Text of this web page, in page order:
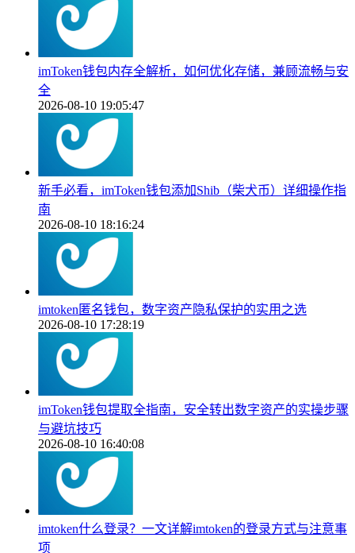
imToken钱包内存全解析，如何优化存储，兼顾流畅与安
全
2026-08-10 19:05:47
新手必看，imToken钱包添加Shib（柴犬币）详细操作指
南
2026-08-10 18:16:24
imtoken匿名钱包，数字资产隐私保护的实用之选
2026-08-10 17:28:19
imToken钱包提取全指南，安全转出数字资产的实操步骤
与避坑技巧
2026-08-10 16:40:08
imtoken什么登录？一文详解imtoken的登录方式与注意事
项